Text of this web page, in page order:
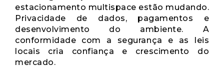
estacionamento multispace estão mudando.
Privacidade de dados, pagamentos e
desenvolvimento do ambiente. A
conformidade com a segurança e as leis
locais cria confiança e crescimento do
mercado.